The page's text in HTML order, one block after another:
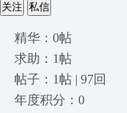
关注 私信
精华：0帖
求助：1帖
帖子：1帖 | 97回
年度积分：0